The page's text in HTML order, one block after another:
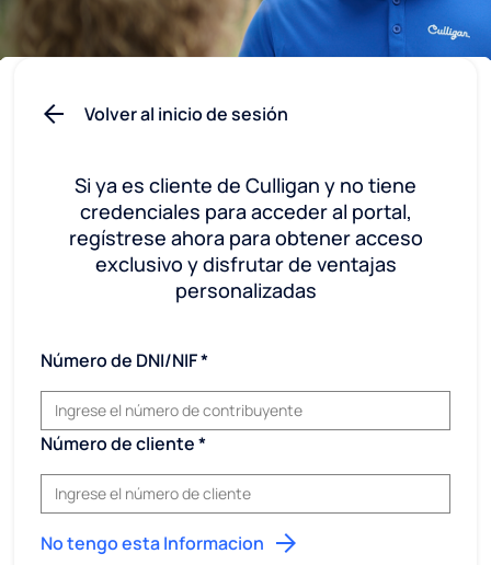
Volver al inicio de sesión
Si ya es cliente de Culligan y no tiene
credenciales para acceder al portal,
regístrese ahora para obtener acceso
exclusivo y disfrutar de ventajas
personalizadas
Número de DNI/NIF
Número de cliente
No tengo esta Informacion